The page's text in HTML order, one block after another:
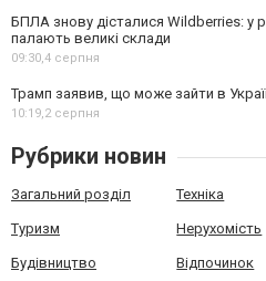
БПЛА знову дісталися Wildberries: у
палають великі склади
09:30,4 серпня
Трамп заявив, що може зайти в
10:19,2 серпня
Рубрики новин
Загальний розділ Техніка
Туризм Нерухомість
Будівництво Відпочинок